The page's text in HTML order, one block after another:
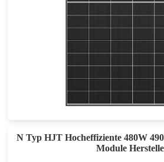
Max Eff: 23.02%
30 Jahre
N Typ HJT Hocheffiziente 480W
Module